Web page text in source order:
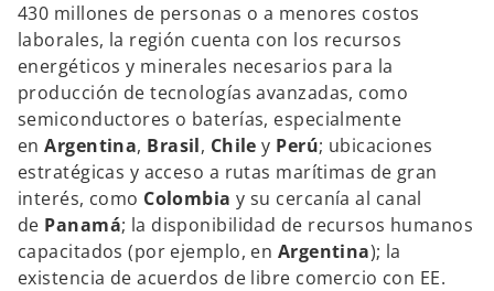
430 millones de personas o a menores costos
laborales, la región cuenta con los recursos
energéticos y minerales necesarios para la
producción de tecnologías avanzadas, como
semiconductores o baterías, especialmente
enArgentina, Brasil, Chile y Perú; ubicaciones
estratégicas y acceso a rutas marítimas de gran
interés, como Colombia y su cercanía al canal
de Panamá; la disponibilidad de recursos humanos
capacitados (por ejemplo, en Argentina); la
existencia de acuerdos de libre comercio con EE.